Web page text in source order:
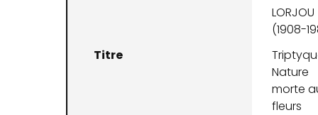
LORJOU
(1908-
Titre
Nature
morte
fleurs